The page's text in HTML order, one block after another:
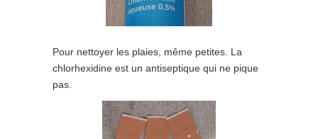
Pour nettoyer les plaies, même petites. La
chlorhexidine est un antiseptique qui ne pique
pas.